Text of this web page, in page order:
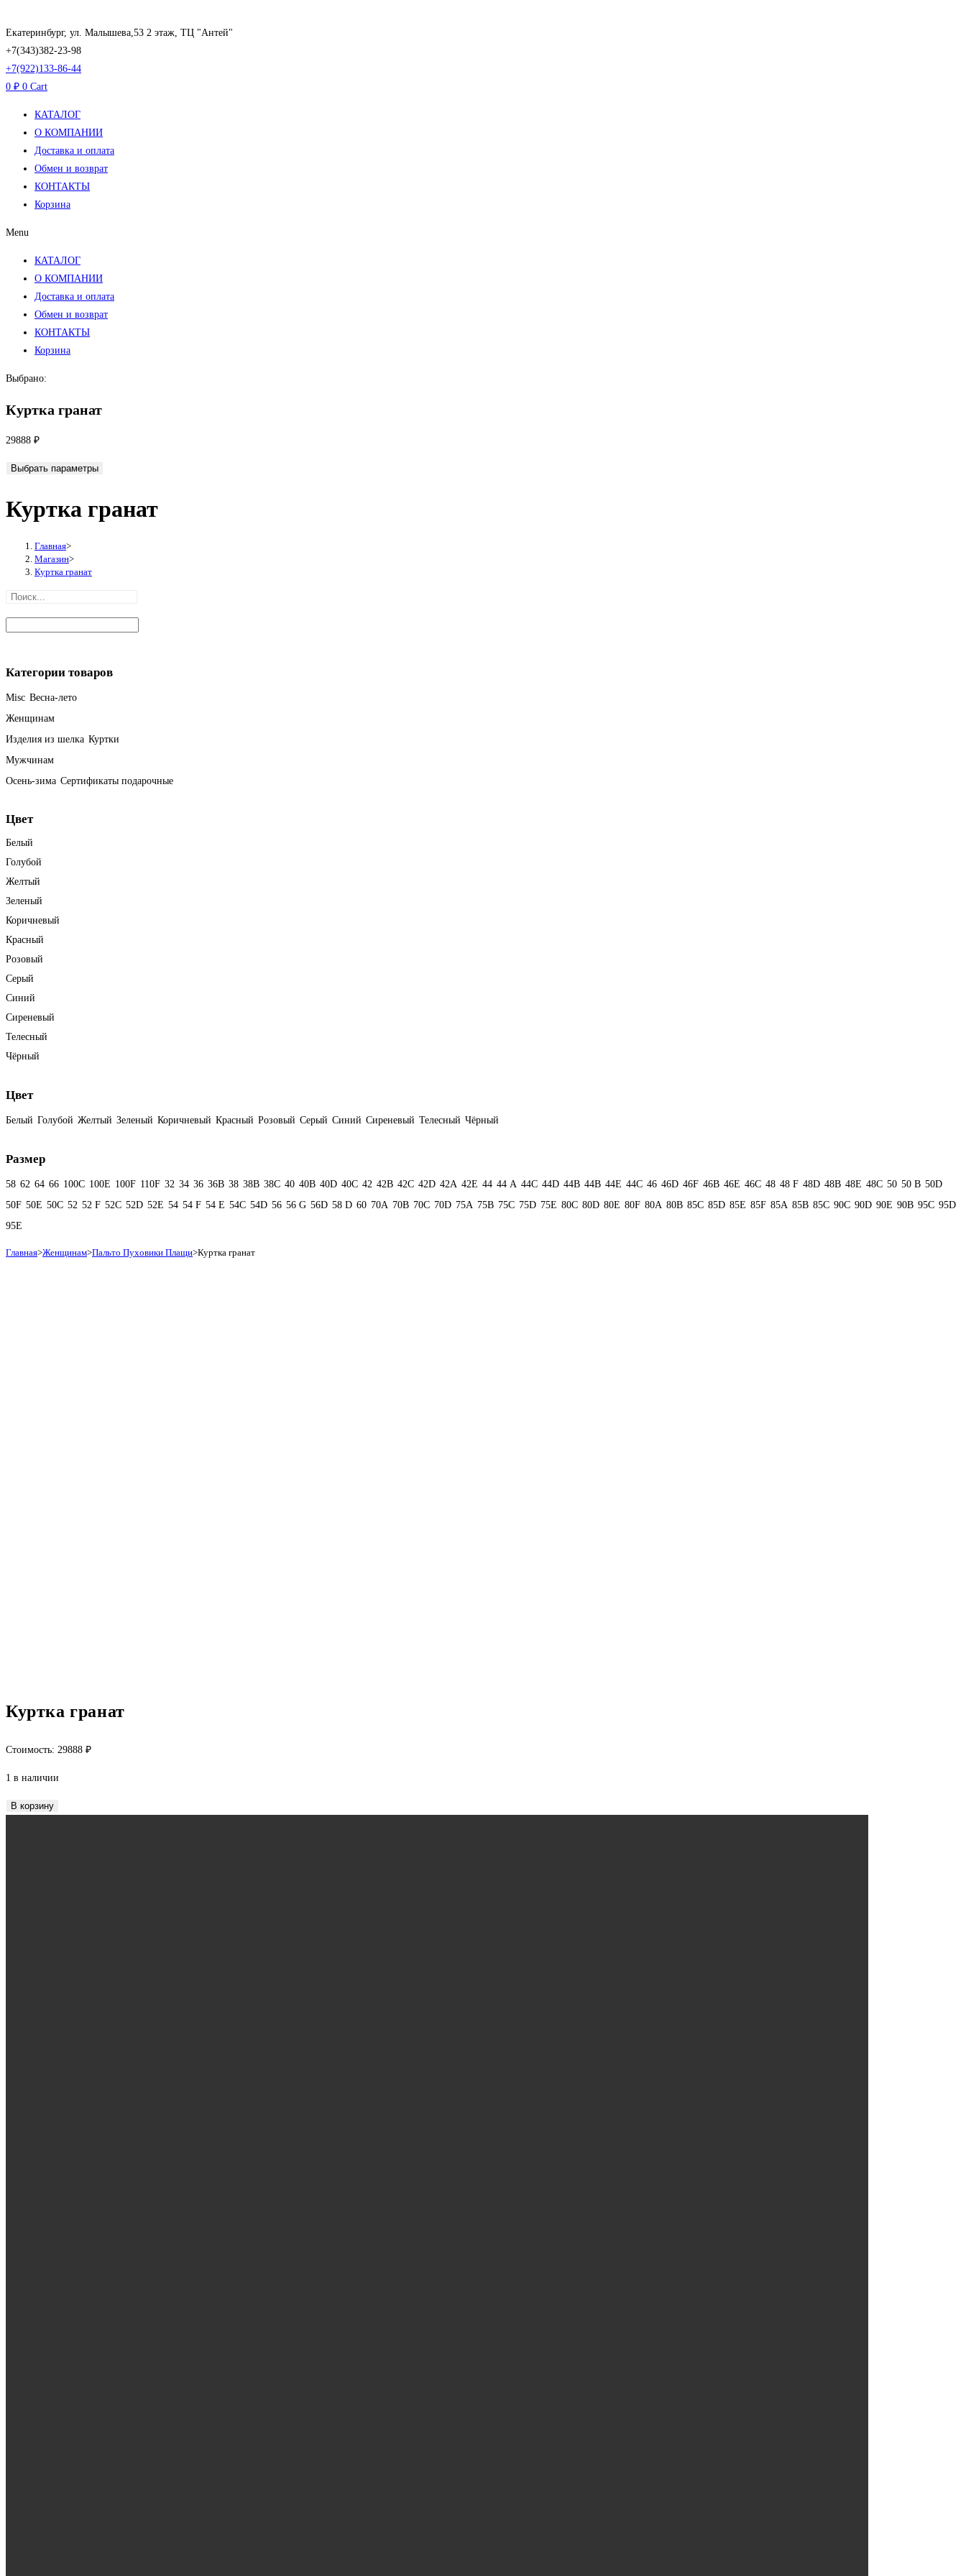
к
содержимому
Екатеринбург, ул. Малышева,53 2 этаж, ТЦ "Антей"
+7(343)382-23-98
+7(922)133-86-44
0 ₽ 0 Cart
КАТАЛОГ
О КОМПАНИИ
Доставка и оплата
Обмен и возврат
КОНТАКТЫ
Корзина
Menu
КАТАЛОГ
О КОМПАНИИ
Доставка и оплата
Обмен и возврат
КОНТАКТЫ
Корзина
Выбрано:
Куртка гранат
29888 ₽
Выбрать параметры
Куртка гранат
Главная>
Магазин>
Куртка гранат
Категории товаров
Misc Весна-лето
Женщинам
Изделия из шелка Куртки
Мужчинам
Осень-зима Сертификаты подарочные
Цвет
Белый
Голубой
Желтый
Зеленый
Коричневый
Красный
Розовый
Серый
Синий
Сиреневый
Телесный
Чёрный
Цвет
Белый Голубой Желтый Зеленый Коричневый Красный Розовый Серый Синий Сиреневый Телесный Чёрный
Размер
58 62 64 66 100C 100E 100F 110F 32 34 36 36B 38 38B 38С 40 40B 40D 40С 42 42B 42C 42D 42А 42Е 44 44 А 44C 44D 44В 44В 44Е 44С 46 46D 46F 46В 46Е 46С 48 48 F 48D 48В 48Е 48С 50 50 B 50D
50F 50Е 50С 52 52 F 52C 52D 52E 54 54 F 54 Е 54C 54D 56 56 G 56D 58 D 60 70A 70B 70C 70D 75A 75B 75C 75D 75E 80C 80D 80E 80F 80А 80В 85C 85D 85E 85F 85А 85В 85С 90C 90D 90E 90В 95C 95D
95E
Главная>Женщинам>Пальто Пуховики Плащи>Куртка гранат
Куртка гранат
Стоимость: 29888 ₽
1 в наличии
Количество
В корзину